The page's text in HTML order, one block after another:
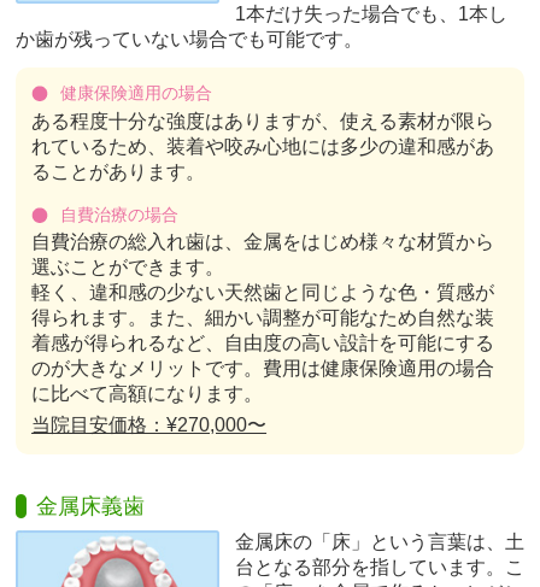
1本だけ失った場合でも、1本し
か歯が残っていない場合でも可能です。
健康保険適用の場合
ある程度十分な強度はありますが、使える素材が限ら
れているため、装着や咬み心地には多少の違和感があ
ることがあります。
自費治療の場合
自費治療の総入れ歯は、金属をはじめ様々な材質から
選ぶことができます。
軽く、違和感の少ない天然歯と同じような色・質感が
得られます。また、細かい調整が可能なため自然な装
着感が得られるなど、自由度の高い設計を可能にする
のが大きなメリットです。費用は健康保険適用の場合
に比べて高額になります。
当院目安価格：¥270,000〜
金属床義歯
金属床の「床」という言葉は、土
台となる部分を指しています。こ